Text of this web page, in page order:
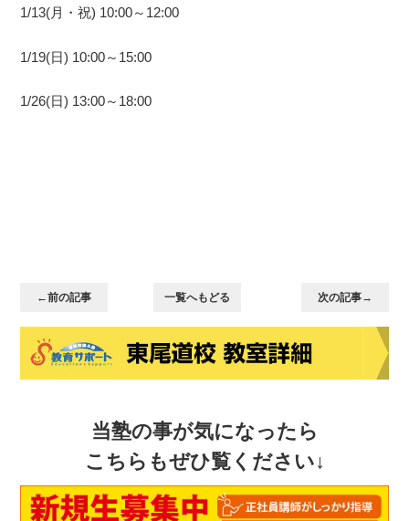
1/13(月・祝) 10:00～12:00
1/19(日) 10:00～15:00
1/26(日) 13:00～18:00
←前の記事 一覧へもどる 次の記事→
当塾の事が気になったら
こちらもぜひ覧ください↓